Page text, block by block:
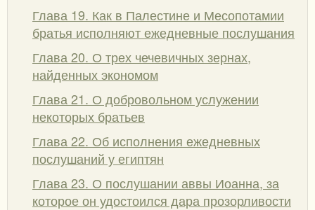
Глава 19. Как в Палестине и Месопотамии
братья исполняют ежедневные послушания
Глава 20. О трех чечевичных зернах,
найденных экономом
Глава 21. О добровольном услужении
некоторых братьев
Глава 22. Об исполнения ежедневных
послушаний у египтян
Глава 23. О послушании аввы Иоанна, за
которое он удостоился дара прозорливости